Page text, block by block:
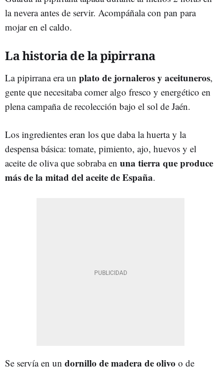
la nevera antes de servir. Acompáñala con pan para
mojar en el caldo.
La historia de la pipirrana
La pipirrana era un plato de jornaleros y aceituneros,
gente que necesitaba comer algo fresco y energético en
plena campaña de recolección bajo el sol de Jaén.
Los ingredientes eran los que daba la huerta y la
despensa básica: tomate, pimiento, ajo, huevos y el
aceite de oliva que sobraba en una tierra que produce
más de la mitad del aceite de España.
Se servía en un dornillo de madera de olivo o de